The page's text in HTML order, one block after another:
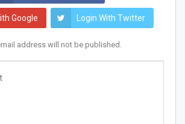
Google Login With Twitter
address will not be published.